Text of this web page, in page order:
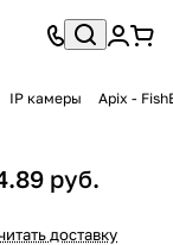
IP камеры Apix -
руб.
доставку